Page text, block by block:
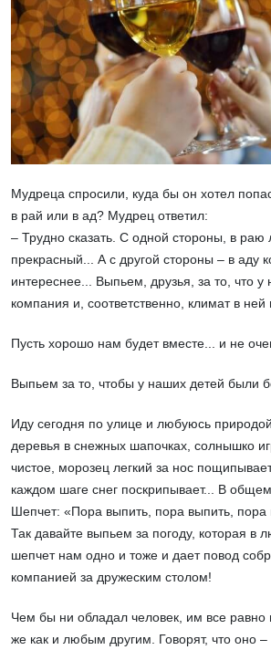
Мудреца спросили, куда бы он хотел
в рай или в ад? Мудрец ответил:
– Трудно сказать. С одной стороны, в раю
прекрасный... А с другой стороны – в аду
интереснее... Выпьем, друзья, за то, что у
компания и, соответственно, климат в
Пусть хорошо нам будет вместе... и не
Выпьем за то, чтобы у наших детей были
Иду сегодня по улице и любуюсь
деревья в снежных шапочках, солнышко
чистое, морозец легкий за нос
каждом шаге снег поскрипывает... В
Шепчет: «Пора выпить, пора выпить, пора
Так давайте выпьем за погоду, которая в
шепчет нам одно и тоже и дает повод
компанией за дружеским столом!
Чем бы ни обладал человек, им все равно
же как и любым другим. Говорят, что оно